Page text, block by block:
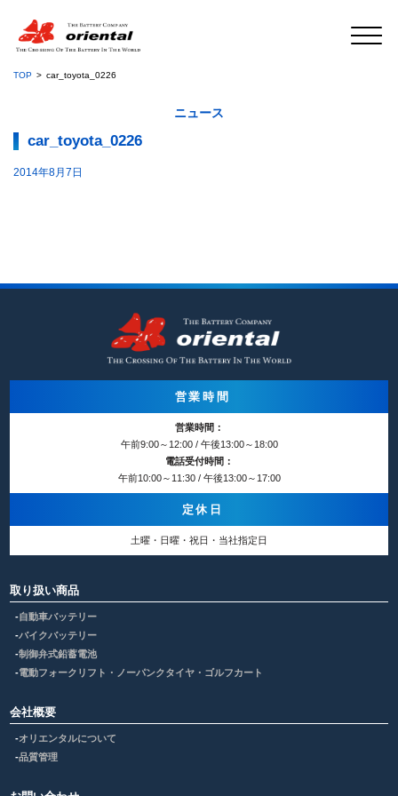
TOP car_toyota_0226
ニュース
car_toyota_0226
2014年8月7日
営業時間
営業時間：
午前9:00～12:00 / 午後13:00～18:00
電話受付時間：
午前10:00～11:30 / 午後13:00～17:00
定休日
土曜・日曜・祝日・当社指定日
取り扱い商品
自動車バッテリー
バイクバッテリー
制御弁式鉛蓄電池
電動フォークリフト・ノーパンクタイヤ・ゴルフカート
会社概要
オリエンタルについて
品質管理